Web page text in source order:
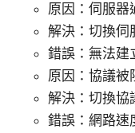
原因：伺服器
解決：切換伺
錯誤：無法建
原因：協議被
解決：切換協
錯誤：網路速